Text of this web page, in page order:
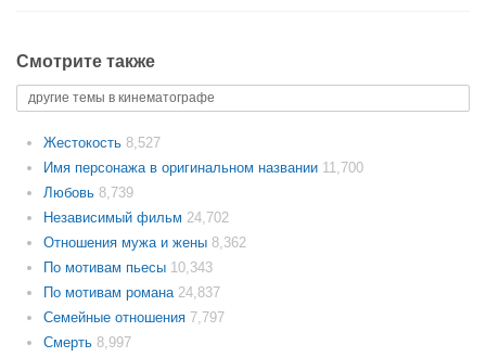
Смотрите также
другие темы в кинематографе
Жестокость 8,527
Имя персонажа в оригинальном названии 11,700
Любовь 8,739
Независимый фильм 24,702
Отношения мужа и жены 8,362
По мотивам пьесы 10,343
По мотивам романа 24,837
Семейные отношения 7,797
Смерть 8,997